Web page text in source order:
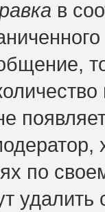
в
по